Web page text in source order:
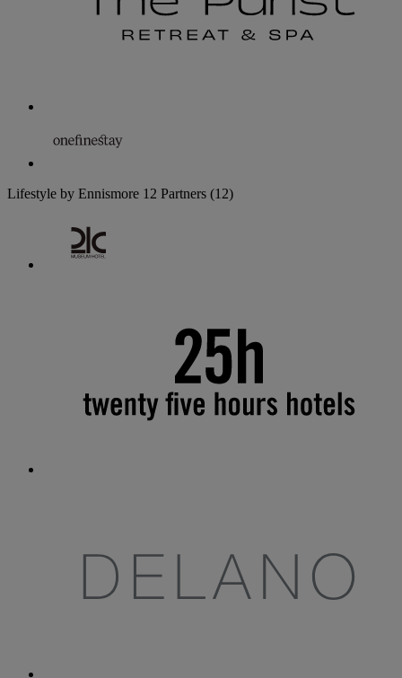
Lifestyle by Ennismore 12 Partners (12)